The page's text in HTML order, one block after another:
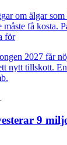
om älgar som
måste få kosta.
för
9